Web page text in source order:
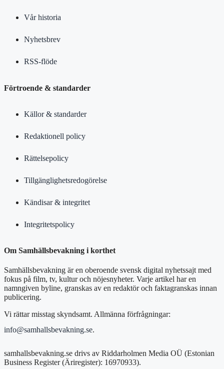
Vår historia
Nyhetsbrev
RSS-flöde
Förtroende & standarder
Källor & standarder
Redaktionell policy
Rättelsepolicy
Tillgänglighetsredogörelse
Kändisar & integritet
Integritetspolicy
Om Samhällsbevakning i korthet
Samhällsbevakning är en oberoende svensk digital nyhetssajt med
fokus på film, tv, kultur och nöjesnyheter. Varje artikel har en
namngiven byline, granskas av en redaktör och faktagranskas innan
publicering.
Vi rättar misstag skyndsamt. Allmänna förfrågningar:
info@samhallsbevakning.se.
samhallsbevakning.se drivs av Riddarholmen Media OÜ (Estonian
Business Register (Äriregister): 16970933).